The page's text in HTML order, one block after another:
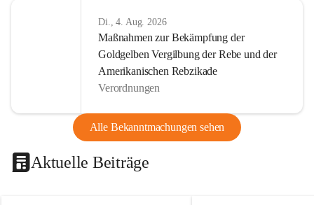
Di., 4. Aug. 2026
Maßnahmen zur Bekämpfung der
Goldgelben Vergilbung der Rebe und der
Amerikanischen Rebzikade
Verordnungen
Alle Bekanntmachungen sehen
Aktuelle Beiträge